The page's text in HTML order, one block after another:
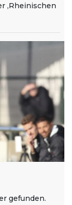
‚Rheinischen
gefunden.